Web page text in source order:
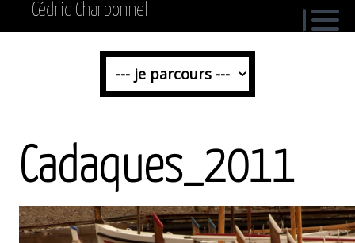
Cédric Charbonnel
Cadaques_2011